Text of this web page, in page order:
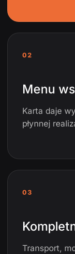
02
Menu
Karta daje
płynnej
03
Transport,